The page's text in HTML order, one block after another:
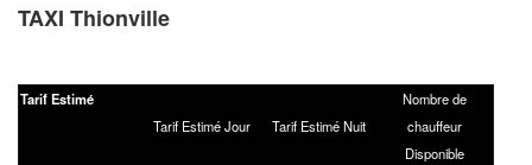
TAXI Thionville
Tarif Estimé
Tarif Estimé Jour
Tarif Estimé Nuit
Nombre de
chauffeur
Disponible